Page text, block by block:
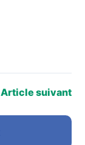
Article suivant